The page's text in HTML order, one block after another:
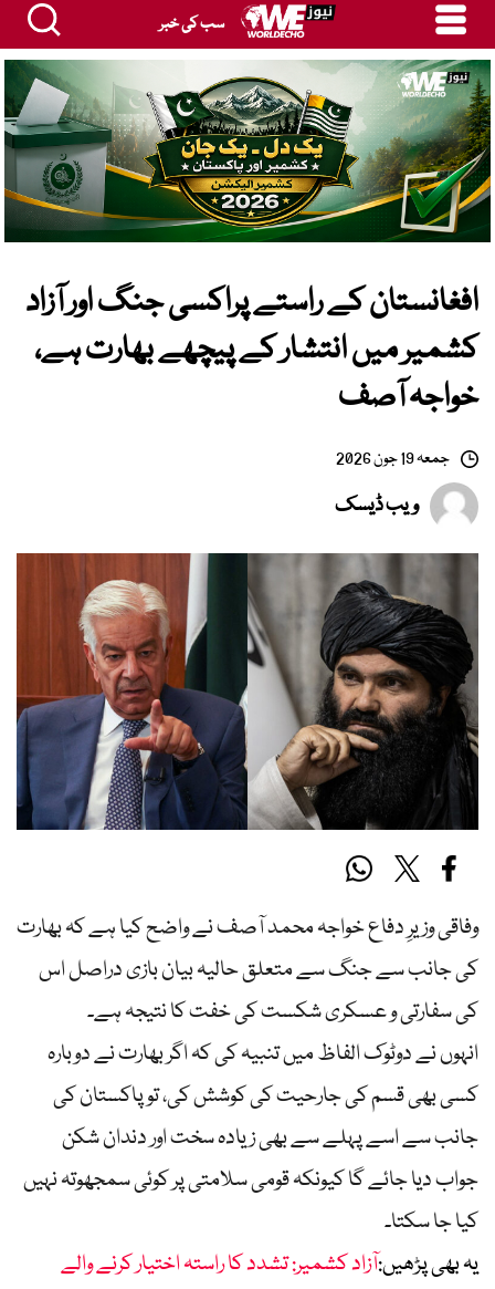
سب کی خبر
افغانستان کے راستے پراکسی جنگ اور آزاد
کشمیر میں انتشار کے پیچھے بھارت ہے،
خواجہ آصف
جمعہ 19 جون 2026
ویب ڈیسک
وفاقی وزیرِ دفاع خواجہ محمد آصف نے واضح کیا ہے کہ بھارت
کی جانب سے جنگ سے متعلق حالیہ بیان بازی دراصل اس
کی سفارتی و عسکری شکست کی خفت کا نتیجہ ہے۔
انہوں نے دوٹوک الفاظ میں تنبیہ کی کہ اگر بھارت نے دوبارہ
کسی بھی قسم کی جارحیت کی کوشش کی، تو پاکستان کی
جانب سے اسے پہلے سے بھی زیادہ سخت اور دندان شکن
جواب دیا جائے گا کیونکہ قومی سلامتی پر کوئی سمجھوتہ نہیں
کیا جا سکتا۔
یہ بھی پڑھیں:آزاد کشمیر: تشدد کا راستہ اختیار کرنے والے